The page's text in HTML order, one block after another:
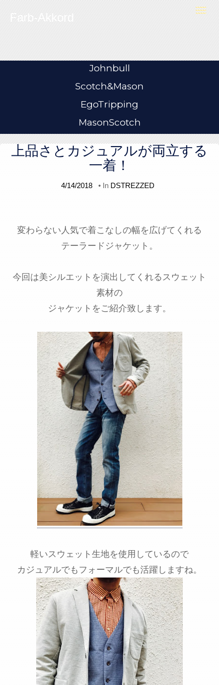
T
o
g
g
l
e
n
a
v
i
Skip to content
Farb-Akkord
Johnbull
Scotch&Mason
EgoTripping
MasonScotch
上品さとカジュアルが両立する
一着！
4/14/2018• In DSTREZZED
変わらない人気で着こなしの幅を広げてくれる
テーラードジャケット。
今回は美シルエットを演出してくれるスウェット
素材の
ジャケットをご紹介致します。
軽いスウェット生地を使用しているので
カジュアルでもフォーマルでも活躍しますね。